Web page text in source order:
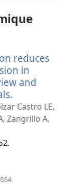
reduces
in
and
une
nouvelle
Castro LE,
Zangrillo A,